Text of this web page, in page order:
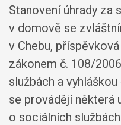
Stanovení úhrady za
v domově se
v Chebu,
zákonem č. 108/
službách a
se provádějí některá
o sociálních